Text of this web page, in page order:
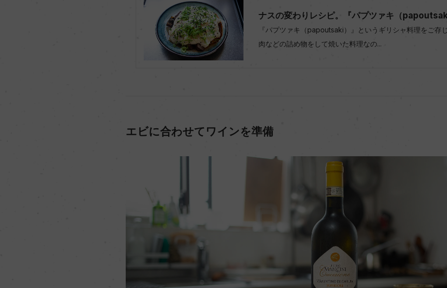
ナスの変わりレシピ。『パプツァキ（
『パプツァキ（papoutsaki）』というギリシャ料理をご存
肉などの詰め物をして焼いた料理なの...
エビに合わせてワインを準備